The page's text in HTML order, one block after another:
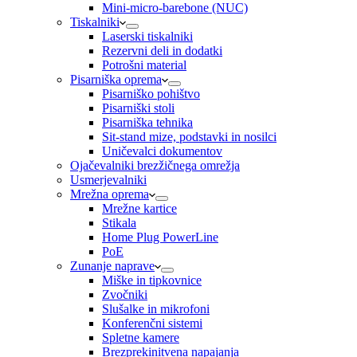
Mini-micro-barebone (NUC)
Tiskalniki
Laserski tiskalniki
Rezervni deli in dodatki
Potrošni material
Pisarniška oprema
Pisarniško pohištvo
Pisarniški stoli
Pisarniška tehnika
Sit-stand mize, podstavki in nosilci
Uničevalci dokumentov
Ojačevalniki brezžičnega omrežja
Usmerjevalniki
Mrežna oprema
Mrežne kartice
Stikala
Home Plug PowerLine
PoE
Zunanje naprave
Miške in tipkovnice
Zvočniki
Slušalke in mikrofoni
Konferenčni sistemi
Spletne kamere
Brezprekinitvena napajanja